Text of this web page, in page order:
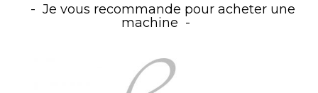
Je vous recommande pour acheter une
machine